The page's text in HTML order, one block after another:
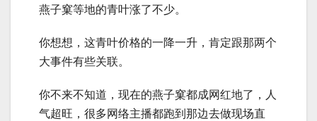
燕子窠等地的青叶涨了不少。
你想想，这青叶价格的一降一升，肯定跟那两个
大事件有些关联。
你不来不知道，现在的燕子窠都成网红地了，人
气超旺，很多网络主播都跑到那边去做现场直